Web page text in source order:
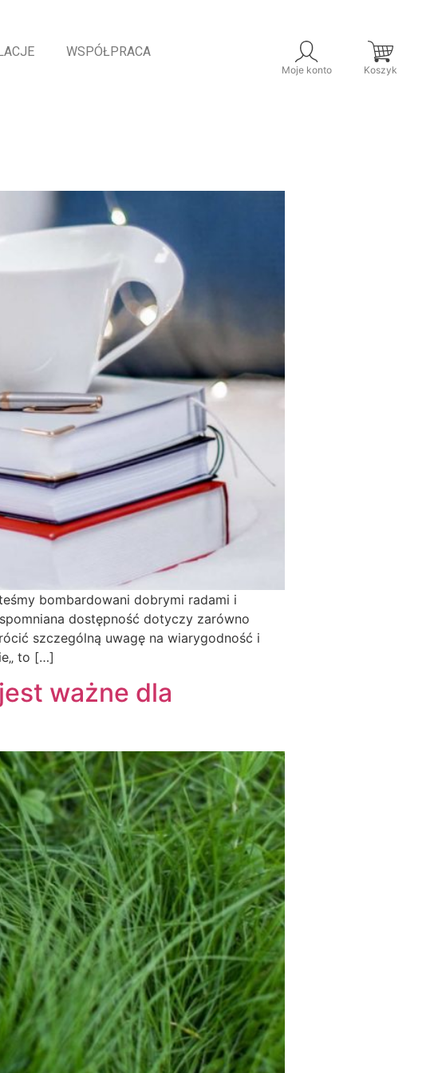
WSPÓŁPRACA
Moje konto Koszyk
bombardowani dobrymi radami i
dostępność dotyczy zarówno
szczególną uwagę na wiarygodność i
to […]
ważne dla